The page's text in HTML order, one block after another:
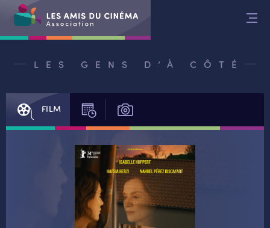
LES GENS D’À CÔTÉ
FILM SÉANCES